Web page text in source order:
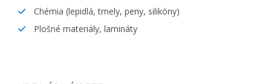
Chémia (lepidlá, tmely, peny, silikóny)
Plošné materiály, lamináty